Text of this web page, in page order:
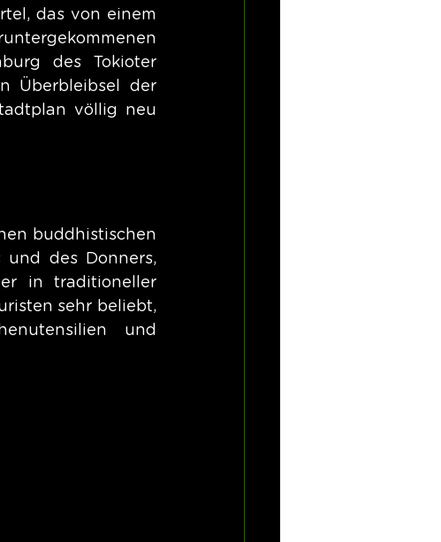
das von einem
des Tokioter
Überbleibsel der
völlig neu
buddhistischen
und des Donners,
in traditioneller
sehr beliebt,
und